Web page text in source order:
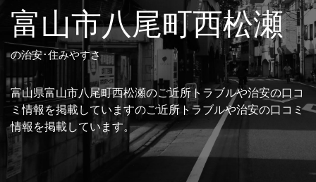
富山市八尾町西松瀬
の治安･住みやすさ
富山県富山市八尾町西松瀬のご近所トラブルや治安の口コ
ミ情報を掲載していますのご近所トラブルや治安の口コミ
情報を掲載しています。